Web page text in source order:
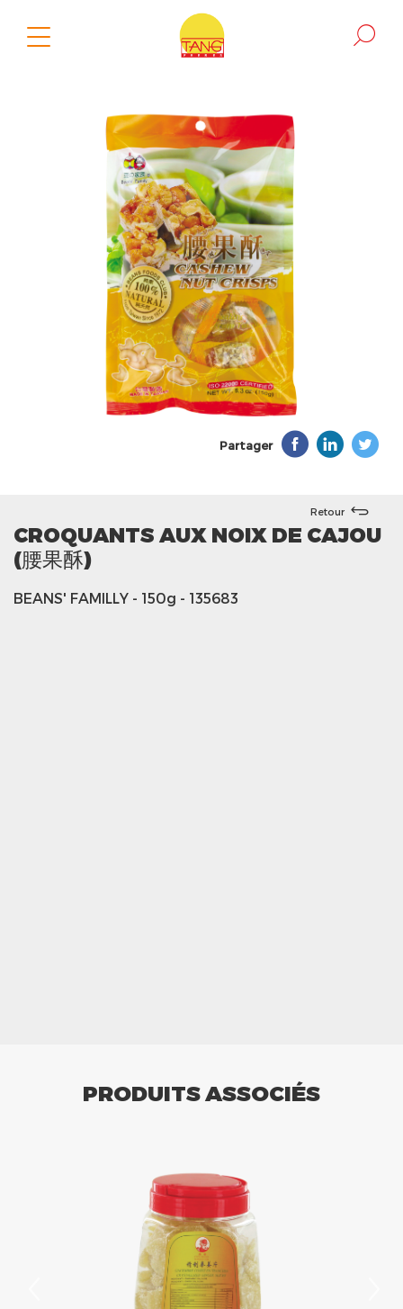
Partager
Retour
CROQUANTS AUX NOIX DE CAJOU
(腰果酥)
BEANS' FAMILLY - 150g - 135683
PRODUITS ASSOCIÉS